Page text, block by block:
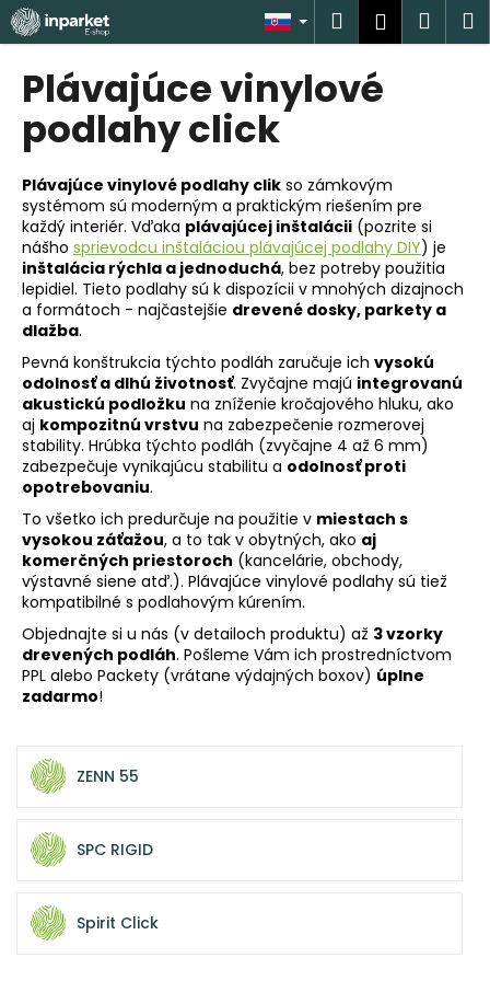
Prejsť
na
obsah
Hľadať
Plávajúce vinylové
podlahy click
Plávajúce vinylové podlahy clik so zámkovým
systémom sú moderným a praktickým riešením pre
každý interiér. Vďaka plávajúcej inštalácii (pozrite si
nášho sprievodcu inštaláciou plávajúcej podlahy DIY) je
inštalácia rýchla a jednoduchá, bez potreby použitia
lepidiel. Tieto podlahy sú k dispozícii v mnohých dizajnoch
a formátoch - najčastejšie drevené dosky, parkety a
dlažba.
Pevná konštrukcia týchto podláh zaručuje ich vysokú
odolnosť a dlhú životnosť. Zvyčajne majú integrovanú
akustickú podložku na zníženie kročajového hluku, ako
aj kompozitnú vrstvu na zabezpečenie rozmerovej
stability. Hrúbka týchto podláh (zvyčajne 4 až 6 mm)
zabezpečuje vynikajúcu stabilitu a odolnosť proti
opotrebovaniu.
To všetko ich predurčuje na použitie v miestach s
vysokou záťažou, a to tak v obytných, ako aj
komerčných priestoroch (kancelárie, obchody,
výstavné siene atď.). Plávajúce vinylové podlahy sú tiež
kompatibilné s podlahovým kúrením.
Objednajte si u nás (v detailoch produktu) až 3 vzorky
drevených podláh. Pošleme Vám ich prostredníctvom
PPL alebo Packety (vrátane výdajných boxov) úplne
zadarmo!
ZENN 55
SPC RIGID
Spirit Click
K
o
Č
o
p
o
t
r
e
b
u
j
e
t
e
n
á
j
s
ť
?
O
d
o
r